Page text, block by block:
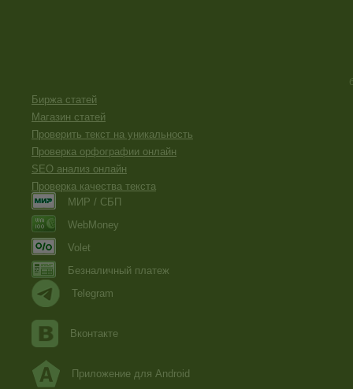
Биржа статей
Магазин статей
Проверить текст на уникальность
Проверка орфографии онлайн
SEO анализ онлайн
Проверка качества текста
МИР / СБП
WebMoney
Volet
Безналичный платеж
Telegram
Вконтакте
Приложение для Android